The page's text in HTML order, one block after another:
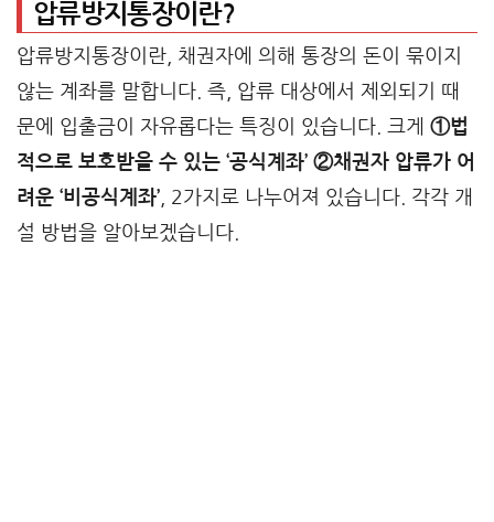
압류방지통장이란?
압류방지통장이란, 채권자에 의해 통장의 돈이 묶이지
않는 계좌를 말합니다. 즉, 압류 대상에서 제외되기 때
문에 입출금이 자유롭다는 특징이 있습니다. 크게 ①법
적으로 보호받을 수 있는 ‘공식계좌’ ②채권자 압류가 어
려운 ‘비공식계좌’ , 2가지로 나누어져 있습니다. 각각 개
설 방법을 알아보겠습니다.